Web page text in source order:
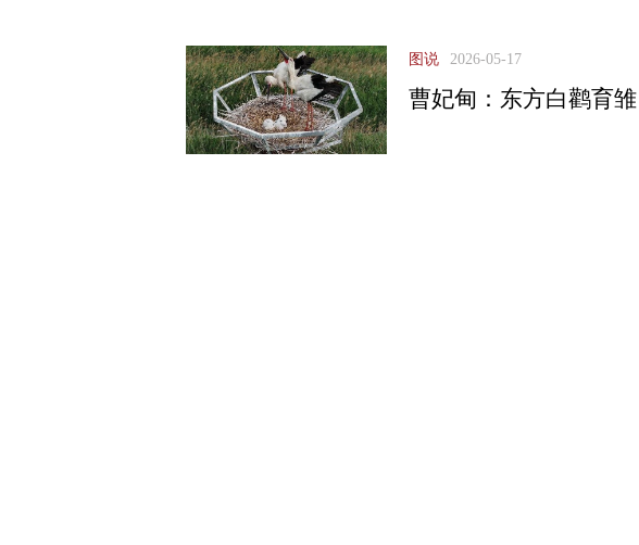
图说 2026-05-17
曹妃甸：东方白鹳育雏